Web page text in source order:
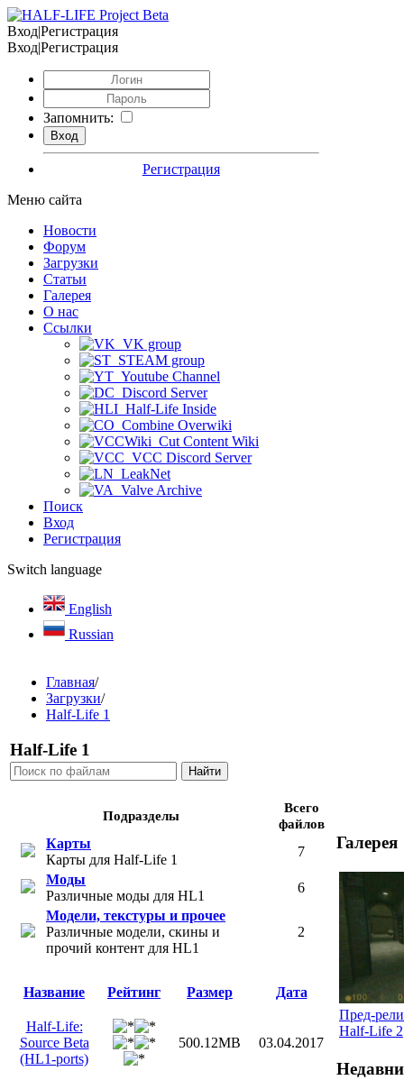
Вход|Регистрация
Вход|Регистрация
Запомнить:
Регистрация
Меню сайта
Новости
Форум
Загрузки
Статьи
Галерея
О нас
Ссылки
VK group
STEAM group
Youtube Channel
Discord Server
Half-Life Inside
Combine Overwiki
Cut Content Wiki
VCC Discord Server
LeakNet
Valve Archive
Поиск
Вход
Регистрация
Switch language
English
Russian
Главная/
Загрузки/
Half-Life 1
Half-Life 1
Подразделы
Всего
файлов
Карты
Карты для Half-Life 1
7
Моды
Различные моды для HL1
6
Модели, текстуры и прочее
Различные модели, скины и
прочий контент для HL1
2
Название Рейтинг Размер Дата
Half-Life:
Source Beta
(HL1-ports)
500.12MB 03.04.2017
Галерея
Пред-
Half-Life 2